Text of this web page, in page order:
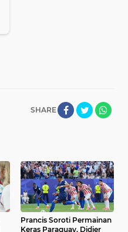
SHARE
Prancis Soroti Permainan
Keras Paraguay, Didier